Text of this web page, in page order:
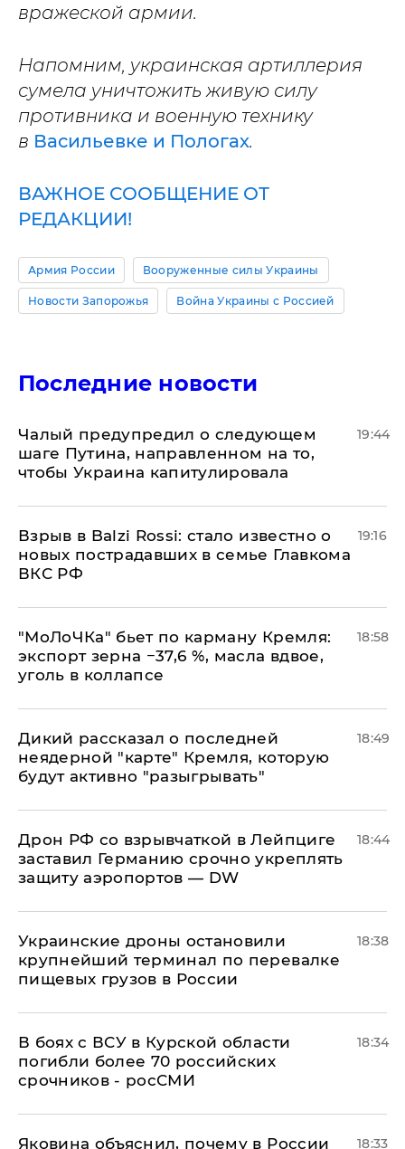
вражеской армии.
Напомним, украинская артиллерия
сумела уничтожить живую силу
противника и военную технику
в Васильевке и Пологах.
ВАЖНОЕ СООБЩЕНИЕ ОТ
РЕДАКЦИИ!
Армия России Вооруженные силы Украины
Новости Запорожья Война Украины с Россией
Последние новости
Чалый предупредил о следующем
шаге Путина, направленном на то,
чтобы Украина капитулировала
19:44
Взрыв в Balzi Rossi: стало известно о
новых пострадавших в семье Главкома
ВКС РФ
19:16
​"МоЛоЧКа" бьет по карману Кремля:
экспорт зерна −37,6 %, масла вдвое,
уголь в коллапсе
18:58
Дикий рассказал о последней
неядерной "карте" Кремля, которую
будут активно "разыгрывать"
18:49
​Дрон РФ со взрывчаткой в Лейпциге
заставил Германию срочно укреплять
защиту аэропортов — DW
18:44
Украинские дроны остановили
крупнейший терминал по перевалке
пищевых грузов в России
18:38
В боях с ВСУ в Курской области
погибли более 70 российских
срочников - росСМИ
18:34
Яковина объяснил, почему в России 18:33